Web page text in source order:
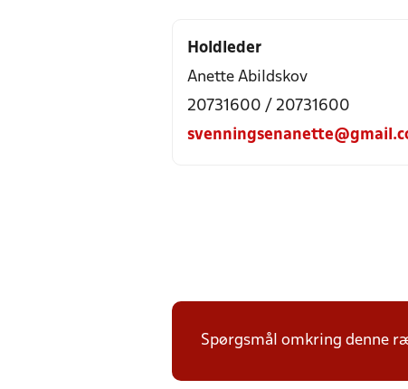
Holdleder
Anette Abildskov
20731600 / 20731600
Spørgsmål omkring denne